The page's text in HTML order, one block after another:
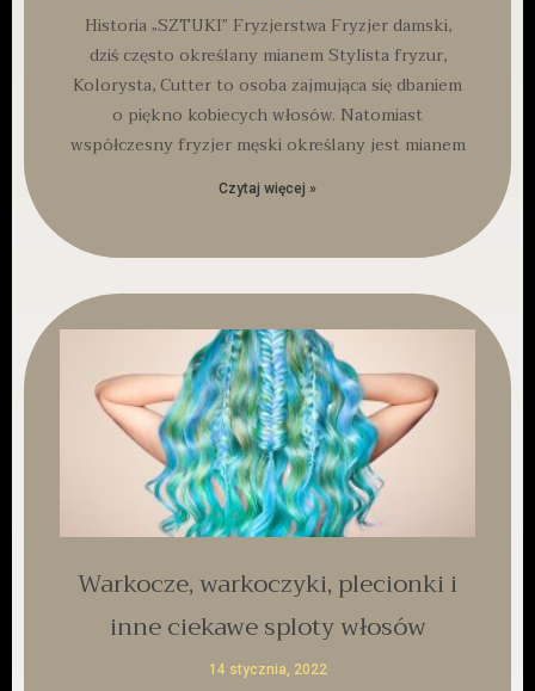
Historia „SZTUKI” Fryzjerstwa Fryzjer damski,
dziś często określany mianem Stylista fryzur,
Kolorysta, Cutter to osoba zajmująca się dbaniem
o piękno kobiecych włosów. Natomiast
współczesny fryzjer męski określany jest mianem
Czytaj więcej »
Warkocze, warkoczyki, plecionki i
inne ciekawe sploty włosów
14 stycznia, 2022